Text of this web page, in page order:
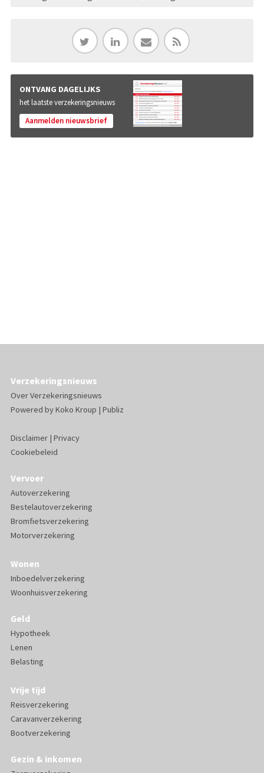
ONTVANG DAGELIJKS
het laatste verzekeringsnieuws
Aanmelden nieuwsbrief
Verzekeringsnieuws
Over Verzekeringsnieuws
Powered byKoko Kroup | Publiz
Disclaimer| Privacy
Cookiebeleid
Vervoer
Autoverzekering
Bestelautoverzekering
Bromfietsverzekering
Motorverzekering
Wonen
Inboedelverzekering
Woonhuisverzekering
Geld
Hypotheek
Lenen
Belasting
Vrije tijd
Reisverzekering
Caravanverzekering
Bootverzekering
Gezin & inkomen